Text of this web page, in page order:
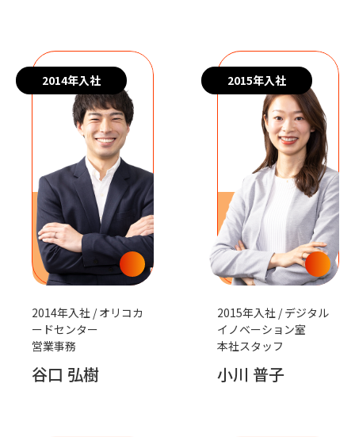
2014年入社
2014年入社 / オリコカ
ードセンター
営業事務
谷口 弘樹
2015年入社
2015年入社 / デジタル
イノベーション室
本社スタッフ
小川 普子